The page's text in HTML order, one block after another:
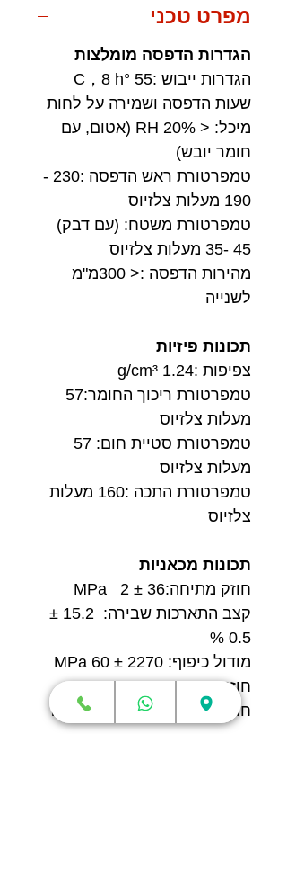
מפרט טכני
הגדרות הדפסה מומלצות
הגדרות ייבוש :55 °C，8 h
שעות הדפסה ושמירה על לחות
מיכל: < 20% RH (אטום, עם
חומר יובש)
טמפרטורת ראש הדפסה :230 -
190 מעלות צלזיוס
טמפרטורת משטח: (עם דבק)
45 -35 מעלות צלזיוס
מהירות הדפסה :< 300מ"מ
לשנייה
תכונות פיזיות
צפיפות :1.24 g/cm³
טמפרטורת ריכוך החומר:57
מעלות צלזיוס
טמפרטורת סטיית חום: 57
מעלות צלזיוס
טמפרטורת התכה :160 מעלות
צלזיוס
תכונות מכאניות
חוזק מתיחה:36 ± 2 MPa
קצב התארכות שבירה: 15.2 ±
0.5 %
מודול כיפוף: 2270 ± 60 MPa
חוזק כיפוף:73 ± 3 MPa
חוזק פגיעה: 61.2 ± 2.8 kJ/m²